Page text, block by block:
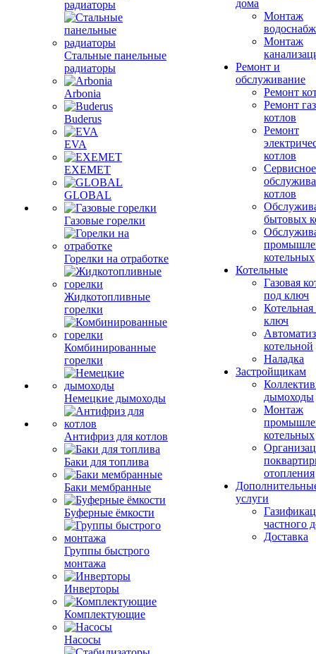
радиаторы
Стальные панельные
радиаторы
Arbonia
Buderus
EVA
EXEMET
GLOBAL
Газовые горелки
Горелки на отработке
Жидкотопливные
горелки
Комбинированные
горелки
Немецкие дымоходы
Антифриз для котлов
Баки для топлива
Баки мембранные
Буферные ёмкости
Группы быстрого
монтажа
Инверторы
Комплектующие
Насосы
дома
Монтаж
Монтаж
Ремонт и
обслуживание
Ремонт
Ремонт
котлов
Ремонт
котлов
Сервисное
котлов
бытовых
котельных
Котельные
Газовая
под ключ
ключ
котельной
Наладка
Застройщикам
дымоходы
Монтаж
котельных
отопления
услуги
частного
Доставка